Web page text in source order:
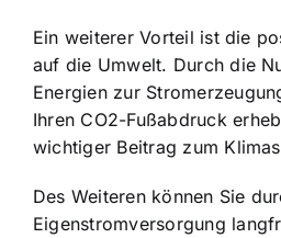
Ein weiterer Vorteil ist die
auf die Umwelt. Durch die
Energien zur
Ihren CO2-Fußabdruck
wichtiger Beitrag zum
Des Weiteren können Sie
Eigenstromversorgung